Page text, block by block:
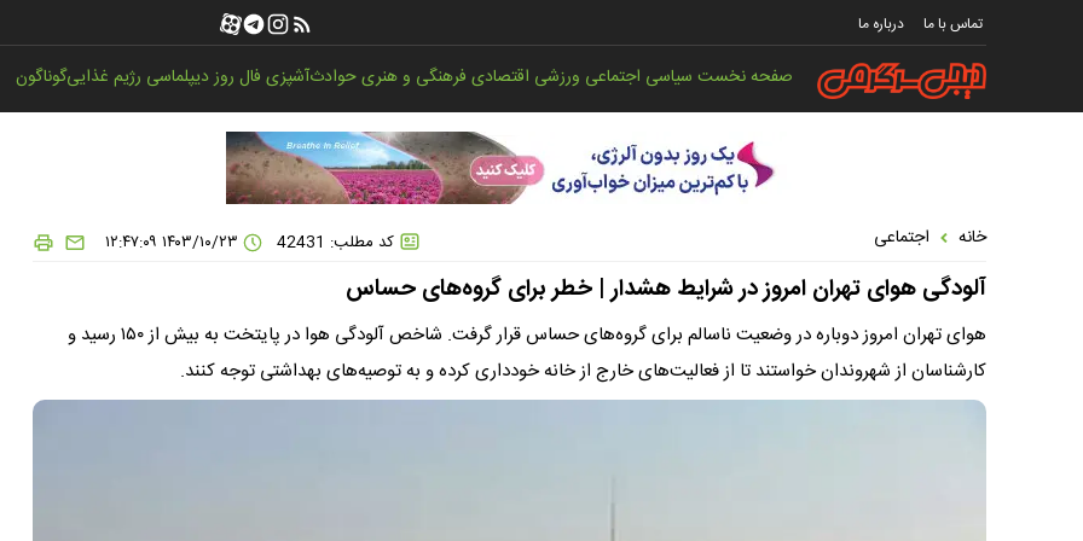
تماس با ما درباره ما
صفحه نخستسیاسی اجتماعی ورزشی اقتصادیفرهنگی و هنریحوادثآشپزیفال روزدیپلماسی رژیم غذاییگوناگون
خانه اجتماعی کد مطلب: 42431
آلودگی هوای تهران امروز در شرایط هشدار | خطر برای گروه‌های حساس
هوای تهران امروز دوباره در وضعیت ناسالم برای گروه‌های حساس قرار گرفت. شاخص آلودگی هوا در پایتخت به بیش از ۱۵۰ رسید و
کارشناسان از شهروندان خواستند تا از فعالیت‌های خارج از خانه خودداری کرده و به توصیه‌های بهداشتی توجه کنند.